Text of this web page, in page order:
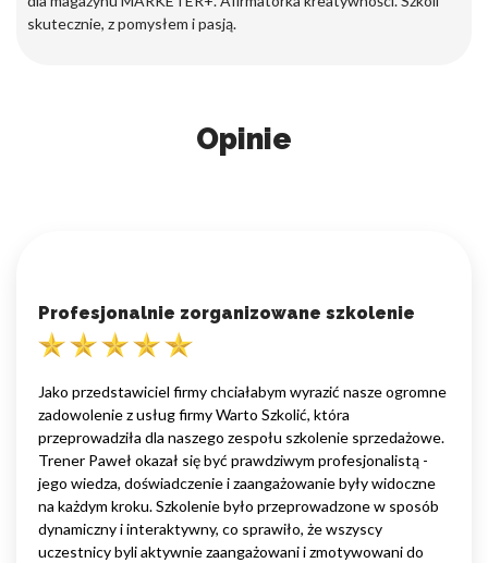
skutecznie, z pomysłem i pasją.
Opinie
Profesjonalnie zorganizowane szkolenie
Jako przedstawiciel firmy chciałabym wyrazić nasze ogromne
zadowolenie z usług firmy Warto Szkolić, która
przeprowadziła dla naszego zespołu szkolenie sprzedażowe.
Trener Paweł okazał się być prawdziwym profesjonalistą -
jego wiedza, doświadczenie i zaangażowanie były widoczne
na każdym kroku. Szkolenie było przeprowadzone w sposób
dynamiczny i interaktywny, co sprawiło, że wszyscy
uczestnicy byli aktywnie zaangażowani i zmotywowani do